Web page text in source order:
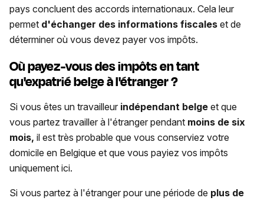
pays concluent des accords internationaux. Cela leur
permet d'échanger des informations fiscales et de
déterminer où vous devez payer vos impôts.
Où payez-vous des impôts en tant
qu'expatrié belge à l'étranger ?
Si vous êtes un travailleur indépendant belge et que
vous partez travailler à l'étranger pendant moins de six
mois, il est très probable que vous conserviez votre
domicile en Belgique et que vous payiez vos impôts
uniquement ici.
Si vous partez à l'étranger pour une période de plus de